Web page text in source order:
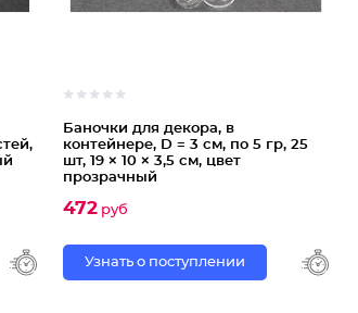
Баночки для декора, в
контейнере, D = 3 см, по 5 гр, 25
шт, 19 × 10 × 3,5 см, цвет
прозрачный
472руб
Узнать о поступлении